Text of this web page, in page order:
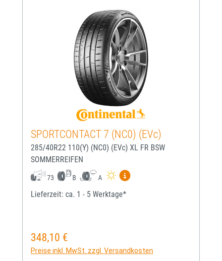
SPORTCONTACT 7 (NC0) (EVc)
285/40R22 110(Y) (NC0) (EVc) XL FR BSW
SOMMERREIFEN
73 B A
Mehr Informationen zum
Lieferzeit: ca. 1 - 5 Werktage*
Regulärer Preis:
348,10 €
Preise inkl. MwSt. zzgl. Versandkosten